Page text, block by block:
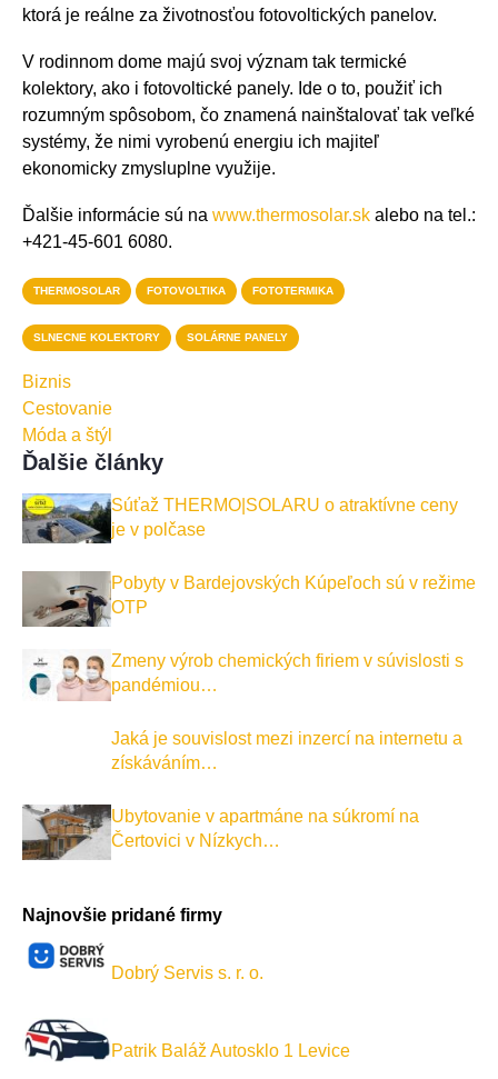
ktorá je reálne za životnosťou fotovoltických panelov.
V rodinnom dome majú svoj význam tak termické
kolektory, ako i fotovoltické panely. Ide o to, použiť ich
rozumným spôsobom, čo znamená nainštalovať tak veľké
systémy, že nimi vyrobenú energiu ich majiteľ
ekonomicky zmysluplne využije.
Ďalšie informácie sú na www.thermosolar.sk alebo na tel.:
+421-45-601 6080.
THERMOSOLAR FOTOVOLTIKA FOTOTERMIKA
SLNECNE KOLEKTORY SOLÁRNE PANELY
Biznis
Cestovanie
Móda a štýl
Ďalšie články
Súťaž THERMO|SOLARU o atraktívne ceny
je v polčase
Pobyty v Bardejovských Kúpeľoch sú v režime
OTP
Zmeny výrob chemických firiem v súvislosti s
pandémiou…
Jaká je souvislost mezi inzercí na internetu a
získáváním…
Ubytovanie v apartmáne na súkromí na
Čertovici v Nízkych…
Najnovšie pridané firmy
Dobrý Servis s. r. o.
Patrik Baláž Autosklo 1 Levice